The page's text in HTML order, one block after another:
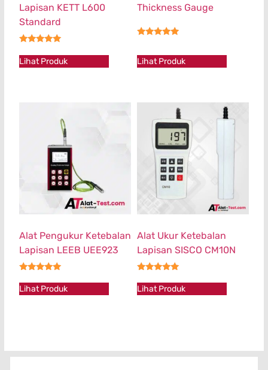
Lapisan KETT L600
Standard
Lihat Produk
Thickness Gauge
Lihat Produk
Alat Pengukur Ketebalan
Lapisan LEEB UEE923
Lihat Produk
Alat Ukur Ketebalan
Lapisan SISCO CM10N
Lihat Produk